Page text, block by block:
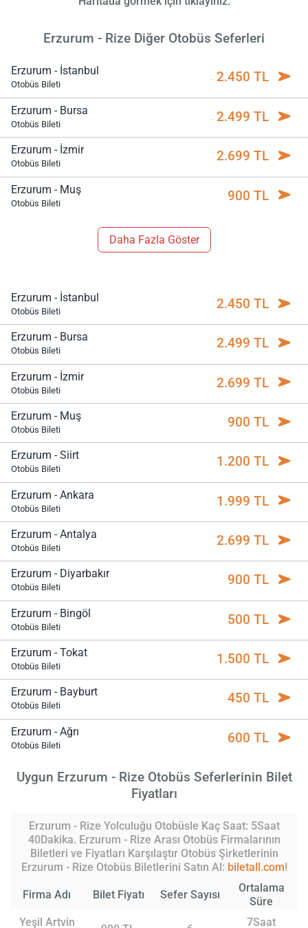
Erzurum - Rize Diğer Otobüs Seferleri
Erzurum - İstanbul
Otobüs Bileti 2.450 TL
Erzurum - Bursa
Otobüs Bileti 2.499 TL
Erzurum - İzmir
Otobüs Bileti 2.699 TL
Erzurum - Muş
Otobüs Bileti 900 TL
Daha Fazla Göster
Erzurum - İstanbul
Otobüs Bileti 2.450 TL
Erzurum - Bursa
Otobüs Bileti 2.499 TL
Erzurum - İzmir
Otobüs Bileti 2.699 TL
Erzurum - Muş
Otobüs Bileti 900 TL
Erzurum - Siirt
Otobüs Bileti 1.200 TL
Erzurum - Ankara
Otobüs Bileti 1.999 TL
Erzurum - Antalya
Otobüs Bileti 2.699 TL
Erzurum - Diyarbakır
Otobüs Bileti 900 TL
Erzurum - Bingöl
Otobüs Bileti 500 TL
Erzurum - Tokat
Otobüs Bileti 1.500 TL
Erzurum - Bayburt
Otobüs Bileti 450 TL
Erzurum - Ağrı
Otobüs Bileti 600 TL
Uygun Erzurum - Rize Otobüs Seferlerinin Bilet
Fiyatları
Erzurum - Rize Yolculuğu Otobüsle Kaç Saat: 5Saat
40Dakika. Erzurum - Rize Arası Otobüs Firmalarının
Biletleri ve Fiyatları Karşılaştır Otobüs Şirketlerinin
Erzurum - Rize Otobüs Biletlerini Satın Al: biletall.com!
Firma Adı Bilet Fiyatı Sefer Sayısı
Ortalama
Süre
Yeşil Artvin
7Saat